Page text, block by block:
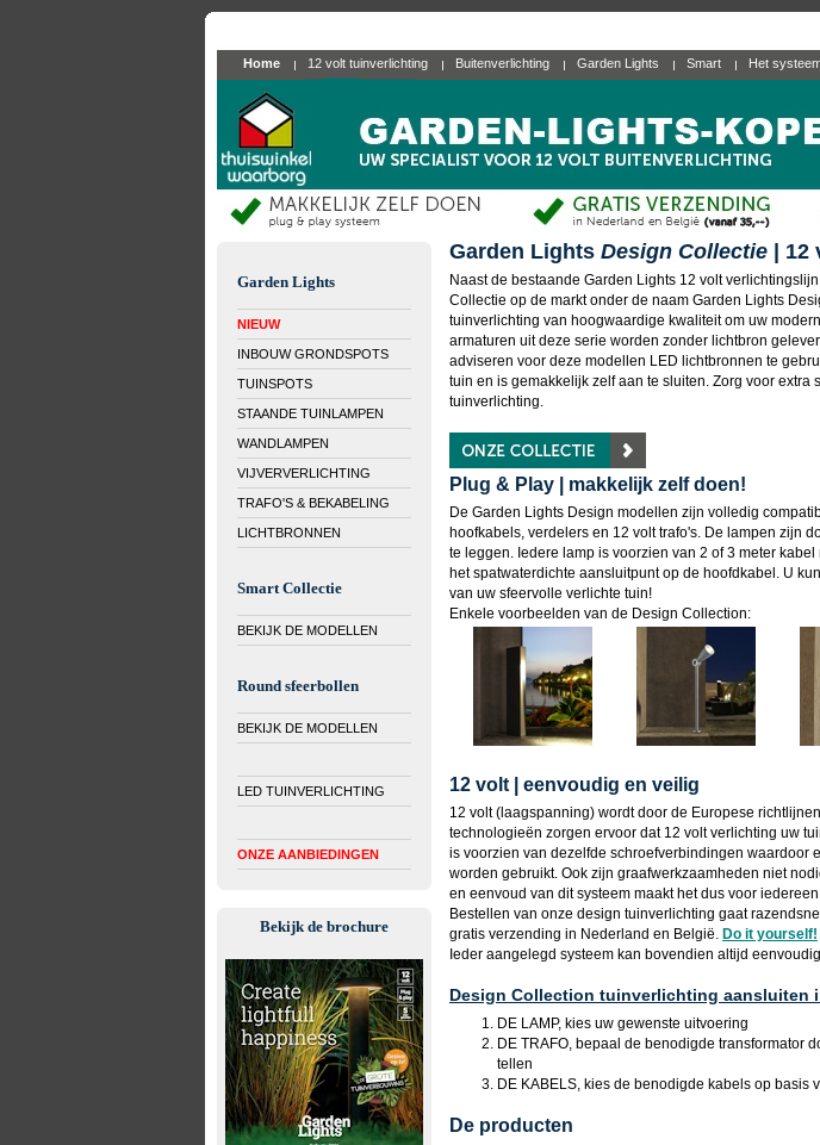
Home 12 volt tuinverlichting Buitenverlichting Garden Lights Smart Het
Garden Lights
NIEUW
INBOUW GRONDSPOTS
TUINSPOTS
STAANDE TUINLAMPEN
WANDLAMPEN
VIJVERVERLICHTING
TRAFO'S & BEKABELING
LICHTBRONNEN
Smart Collectie
BEKIJK DE MODELLEN
Round sfeerbollen
BEKIJK DE MODELLEN
LED TUINVERLICHTING
ONZE AANBIEDINGEN
Bekijk de brochure
Garden Lights Design Collectie |
Naast de bestaande Garden Lights 12 volt
Collectie op de markt onder de naam Garden Lights
tuinverlichting van hoogwaardige kwaliteit om uw
armaturen uit deze serie worden zonder lichtbron
adviseren voor deze modellen LED lichtbronnen te
tuin en is gemakkelijk zelf aan te sluiten. Zorg voor extra
tuinverlichting.
Plug & Play | makkelijk zelf doen!
De Garden Lights Design modellen zijn volledig
hoofkabels, verdelers en 12 volt trafo's. De lampen zijn
te leggen. Iedere lamp is voorzien van 2 of 3 meter
het spatwaterdichte aansluitpunt op de hoofdkabel. U
van uw sfeervolle verlichte tuin!
Enkele voorbeelden van de Design Collection:
12 volt | eenvoudig en veilig
12 volt (laagspanning) wordt door de Europese
technologieën zorgen ervoor dat 12 volt verlichting uw
is voorzien van dezelfde schroefverbindingen waardoor
worden gebruikt. Ook zijn graafwerkzaamheden niet
en eenvoud van dit systeem maakt het dus voor
Bestellen van onze design tuinverlichting gaat
gratis verzending in Nederland en België. Do it yourself!
Ieder aangelegd systeem kan bovendien altijd
Design Collection tuinverlichting aansluiten
DE LAMP, kies uw gewenste uitvoering
DE TRAFO, bepaal de benodigde transformator
tellen
DE KABELS, kies de benodigde kabels op basis
De producten